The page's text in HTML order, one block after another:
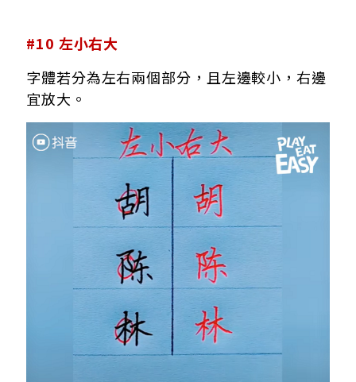
#10 左小右大
字體若分為左右兩個部分，且左邊較小，右邊
宜放大。